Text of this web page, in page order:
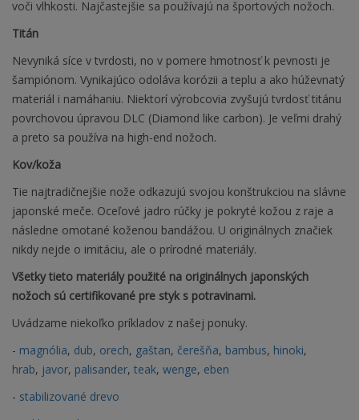
voči vlhkosti. Najčastejšie sa používajú na športových nožoch.
Titán
Nevyniká síce v tvrdosti, no v pomere hmotnosť k pevnosti je
šampiónom. Vynikajúco odoláva korózii a teplu a ako húževnatý
materiál i namáhaniu. Niektorí výrobcovia zvyšujú tvrdosť titánu
povrchovou úpravou DLC (Diamond like carbon). Je veľmi drahý
a preto sa používa na high-end nožoch.
Kov/koža
Tie najtradičnejšie nože odkazujú svojou konštrukciou na slávne
japonské meče. Oceľové jadro rúčky je pokryté kožou z raje a
následne omotané koženou bandážou. U originálnych značiek
nikdy nejde o imitáciu, ale o prírodné materiály.
Všetky tieto materiály použité na originálnych japonských
nožoch sú certifikované pre styk s potravinami.
Uvádzame niekoľko príkladov z našej ponuky.
- magnólia, dub, orech, gaštan, čerešňa, bambus, hinoki,
hrab, javor, palisander, teak, wenge, eben
- stabilizované drevo